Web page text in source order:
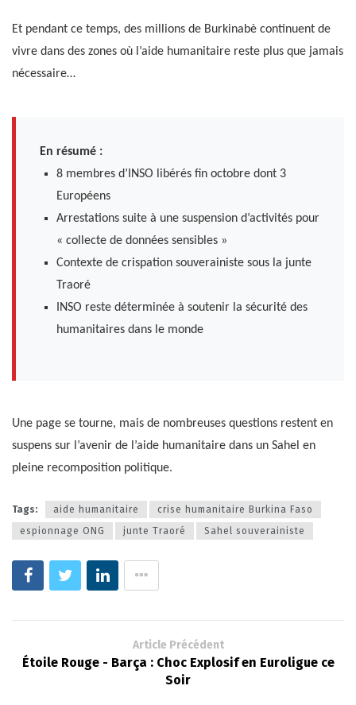
Et pendant ce temps, des millions de Burkinabè continuent de
vivre dans des zones où l’aide humanitaire reste plus que jamais
nécessaire…
En résumé :
8 membres d’INSO libérés fin octobre dont 3
Européens
Arrestations suite à une suspension d’activités pour
« collecte de données sensibles »
Contexte de crispation souverainiste sous la junte
Traoré
INSO reste déterminée à soutenir la sécurité des
humanitaires dans le monde
Une page se tourne, mais de nombreuses questions restent en
suspens sur l’avenir de l’aide humanitaire dans un Sahel en
pleine recomposition politique.
Tags: aide humanitaire
crise humanitaire Burkina Faso
espionnage ONG
junte Traoré Sahel souverainiste
Article Précédent
Étoile Rouge - Barça : Choc Explosif en Euroligue ce
Soir